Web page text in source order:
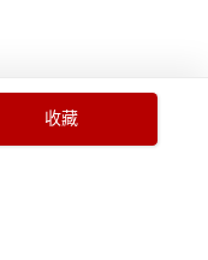
收藏